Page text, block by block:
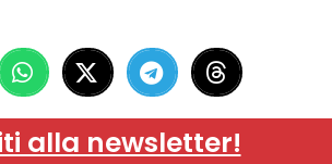
alla newsletter!